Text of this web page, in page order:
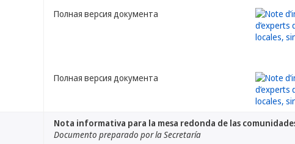
Полная версия документа
Полная версия документа
Nota informativa para la mesa redonda de las
Documento preparado por la Secretaría